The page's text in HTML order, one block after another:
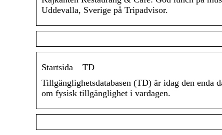
Uddevalla, Sverige på Tripadvisor.
Startsida – TD
Tillgänglighetsdatabasen (TD) är idag den enda
om fysisk tillgänglighet i vardagen.